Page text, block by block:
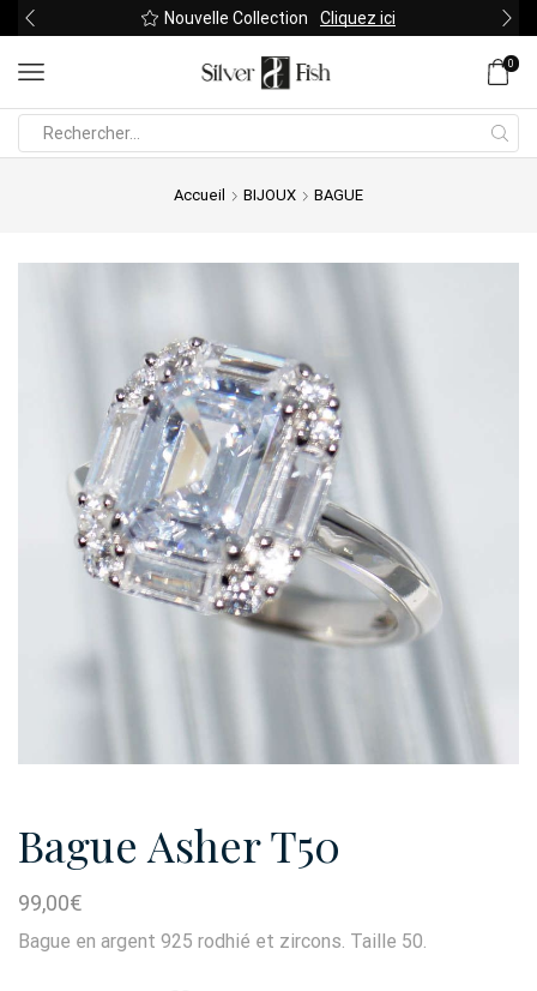
Nouvelle Collection Cliquez ici
0
Accueil BIJOUX BAGUE
Bague Asher T50
99,00€
Bague en argent 925 rodhié et zircons. Taille 50.